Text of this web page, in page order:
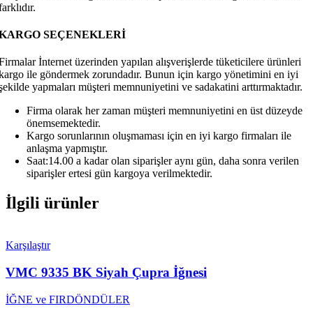
SEÇENEKLERİ
İnternet üzerinden yapılan alışverişlerde tüketicilere ürünleri
ile göndermek zorundadır. Bunun için kargo yönetimini en iyi
yapmaları müşteri memnuniyetini ve sadakatini arttırmaktadır.
Firma olarak her zaman müşteri memnuniyetini en üst düzeyde
önemsemektedir.
Kargo sorunlarının oluşmaması için en iyi kargo firmaları ile
anlaşma yapmıştır.
Saat:14.00 a kadar olan siparişler aynı gün, daha sonra verilen
siparişler ertesi gün kargoya verilmektedir.
İlgili ürünler
Karşılaştır
VMC 9335 BK Siyah Çupra İğnesi
İĞNE ve FIRDÖNDÜLER